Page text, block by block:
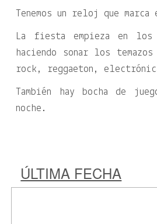
Tenemos un reloj que
La fiesta empieza en los
haciendo sonar los
rock, reggaeton,
También hay bocha de
noche.
ÚLTIMA FECHA